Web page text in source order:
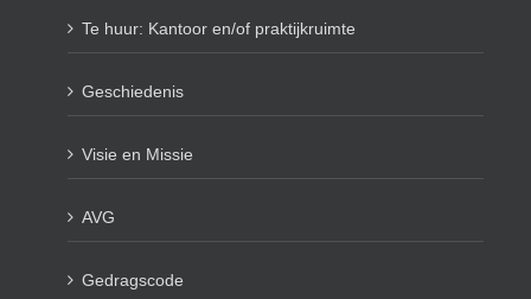
Te huur: Kantoor en/of praktijkruimte
Geschiedenis
Visie en Missie
AVG
Gedragscode